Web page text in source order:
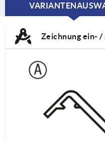
Zeichnung ein- /